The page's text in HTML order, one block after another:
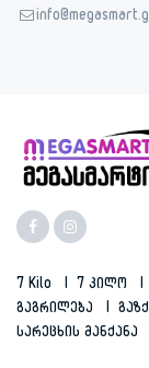
7 Kilo 7 Კილო
Გაგრილება
Სარეცხის Მანქანა